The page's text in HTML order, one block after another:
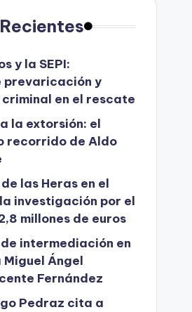
y la SEPI:
prevaricación y
en el rescate
la extorsión: el
recorrido de Aldo
las Heras en el
investigación por el
millones de euros
intermediación en
Miguel Ángel
Fernández
Pedraz cita a